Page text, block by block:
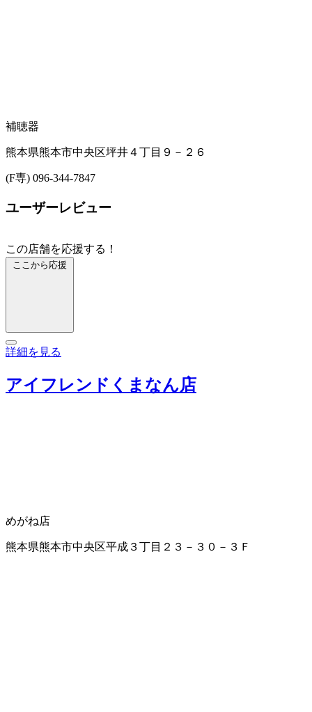
補聴器
熊本県熊本市中央区坪井４丁目９－２６
(F専) 096-344-7847
ユーザーレビュー
この店舗を応援する！
ここから応援
詳細を見る
アイフレンドくまなん店
めがね店
熊本県熊本市中央区平成３丁目２３－３０－３Ｆ